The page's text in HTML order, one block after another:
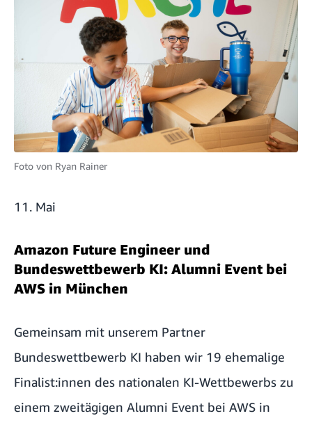
Foto von Ryan Rainer
11. Mai
Amazon Future Engineer und
Bundeswettbewerb KI: Alumni Event bei
AWS in München
Gemeinsam mit unserem Partner
Bundeswettbewerb KI haben wir 19 ehemalige
Finalist:innen des nationalen KI-Wettbewerbs zu
einem zweitägigen Alumni Event bei AWS in